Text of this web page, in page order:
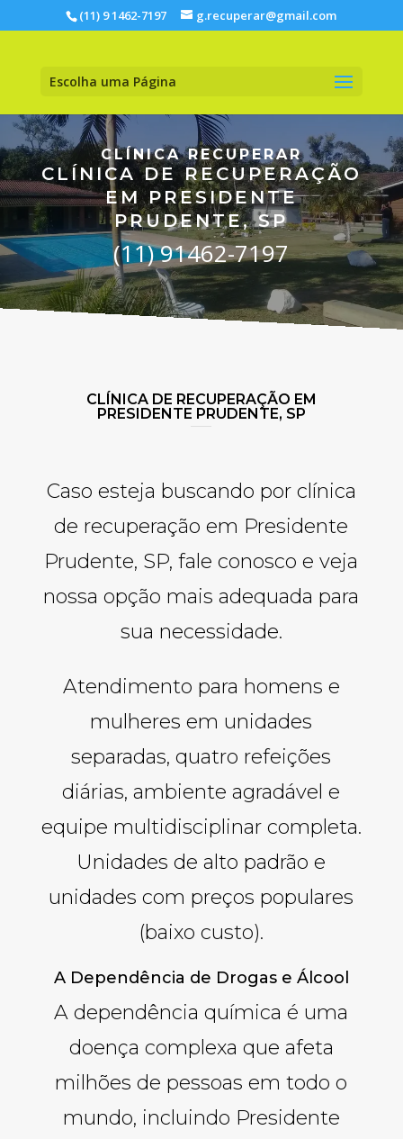
(11) 9 1462-7197 g.recuperar@gmail.com
Escolha uma Página
CLÍNICA RECUPERAR
CLÍNICA DE RECUPERAÇÃO
EM PRESIDENTE
PRUDENTE, SP
(11) 91462-7197
CLÍNICA DE RECUPERAÇÃO EM
PRESIDENTE PRUDENTE, SP
Caso esteja buscando por clínica
de recuperação em Presidente
Prudente, SP, fale conosco e veja
nossa opção mais adequada para
sua necessidade.
Atendimento para homens e
mulheres em unidades
separadas, quatro refeições
diárias, ambiente agradável e
equipe multidisciplinar completa.
Unidades de alto padrão e
unidades com preços populares
(baixo custo).
A Dependência de Drogas e Álcool
A dependência química é uma
doença complexa que afeta
milhões de pessoas em todo o
mundo, incluindo Presidente